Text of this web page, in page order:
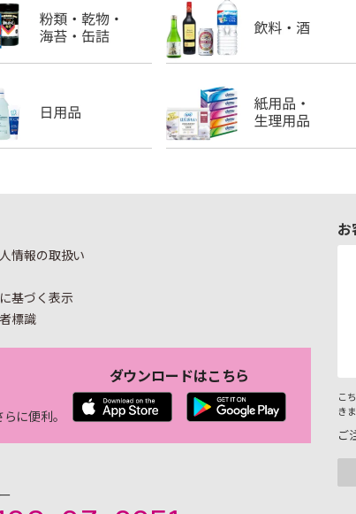
情報の取扱い
基づく表示
標識
に便利。
ダウンロードはこちら
お
こ
き
ご